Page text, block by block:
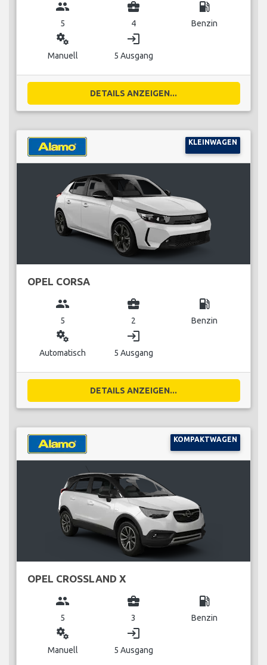
group
5
business_center
4
local_gas_station
Benzin
miscellaneous_services
Manuell
login
5 Ausgang
DETAILS ANZEIGEN...
KLEINWAGEN
OPEL CORSA
group
5
business_center
2
local_gas_station
Benzin
miscellaneous_services
Automatisch
login
5 Ausgang
DETAILS ANZEIGEN...
KOMPAKTWAGEN
OPEL CROSSLAND X
group
5
business_center
3
local_gas_station
Benzin
miscellaneous_services
Manuell
login
5 Ausgang